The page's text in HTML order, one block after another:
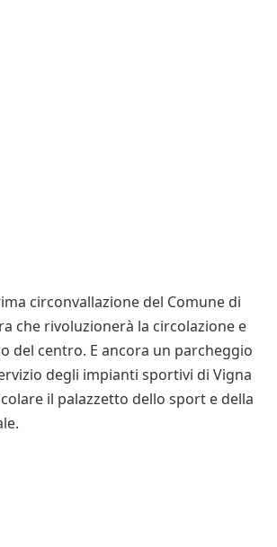
circonvallazione del Comune di
che rivoluzionerà la circolazione e
del centro. E ancora un parcheggio
degli impianti sportivi di Vigna
il palazzetto dello sport e della